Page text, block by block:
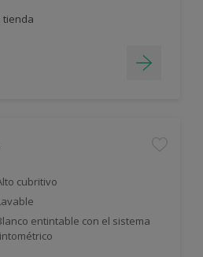
tienda
cubritivo
entintable con el sistema